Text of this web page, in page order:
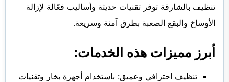
تنظيف بالشارقة توفر تقنيات حديثة وأساليب فعّالة لإزالة
الأوساخ والبقع الصعبة بطرق آمنة وسريعة.
أبرز مميزات هذه الخدمات:
تنظيف احترافي وعميق: باستخدام أجهزة بخار وتقنيات